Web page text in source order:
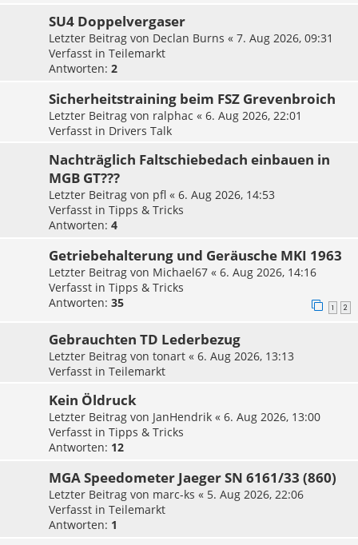
SU4 Doppelvergaser
Letzter Beitrag von Declan Burns « 7. Aug 2026, 09:31
Verfasst in Teilemarkt
Antworten: 2
Sicherheitstraining beim FSZ Grevenbroich
Letzter Beitrag von ralphac « 6. Aug 2026, 22:01
Verfasst in Drivers Talk
Nachträglich Faltschiebedach einbauen in
MGB GT???
Letzter Beitrag von pfl « 6. Aug 2026, 14:53
Verfasst in Tipps & Tricks
Antworten: 4
Getriebehalterung und Geräusche MKI 1963
Letzter Beitrag von Michael67 « 6. Aug 2026, 14:16
Verfasst in Tipps & Tricks
Antworten: 35 1 2
Gebrauchten TD Lederbezug
Letzter Beitrag von tonart « 6. Aug 2026, 13:13
Verfasst in Teilemarkt
Kein Öldruck
Letzter Beitrag von JanHendrik « 6. Aug 2026, 13:00
Verfasst in Tipps & Tricks
Antworten: 12
MGA Speedometer Jaeger SN 6161/33 (860)
Letzter Beitrag von marc-ks « 5. Aug 2026, 22:06
Verfasst in Teilemarkt
Antworten: 1